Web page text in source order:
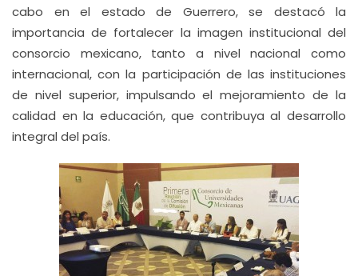
cabo en el estado de Guerrero, se destacó la
importancia de fortalecer la imagen institucional del
consorcio mexicano, tanto a nivel nacional como
internacional, con la participación de las instituciones
de nivel superior, impulsando el mejoramiento de la
calidad en la educación, que contribuya al desarrollo
integral del país.